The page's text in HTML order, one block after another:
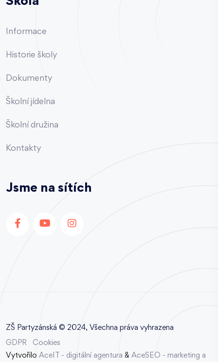
Informace
Historie školy
Dokumenty
Školní jídelna
Školní družina
Kontakty
Jsme na sítích
ZŠ Partyzánská © 2024, Všechna práva vyhrazena
GDPR
Cookies
Vytvořilo AceIT - digitální agentura & AceSEO - marketing a